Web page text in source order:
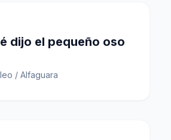
dijo el pequeño oso
/ Alfaguara